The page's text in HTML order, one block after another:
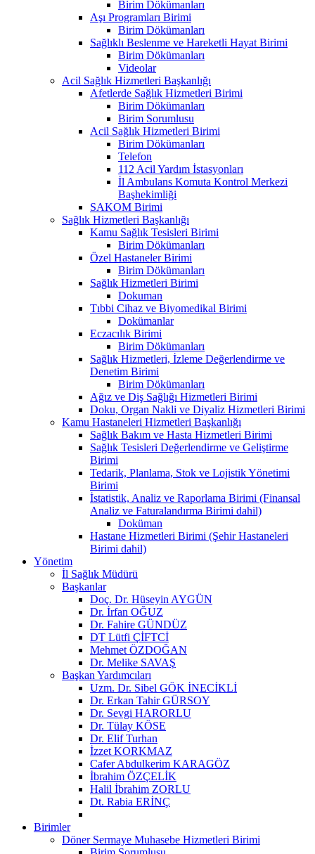
Birim Dökümanları
Aşı Programları Birimi
Birim Dökümanları
Sağlıklı Beslenme ve Hareketli Hayat Birimi
Birim Dökümanları
Videolar
Acil Sağlık Hizmetleri Başkanlığı
Afetlerde Sağlık Hizmetleri Birimi
Birim Dökümanları
Birim Sorumlusu
Acil Sağlık Hizmetleri Birimi
Birim Dökümanları
Telefon
112 Acil Yardım İstasyonları
İl Ambulans Komuta Kontrol Merkezi
Başhekimliği
SAKOM Birimi
Sağlık Hizmetleri Başkanlığı
Kamu Sağlık Tesisleri Birimi
Birim Dökümanları
Özel Hastaneler Birimi
Birim Dökümanları
Sağlık Hizmetleri Birimi
Dokuman
Tıbbi Cihaz ve Biyomedikal Birimi
Dokümanlar
Eczacılık Birimi
Birim Dökümanları
Sağlık Hizmetleri, İzleme Değerlendirme ve
Denetim Birimi
Birim Dökümanları
Ağız ve Diş Sağlığı Hizmetleri Birimi
Doku, Organ Nakli ve Diyaliz Hizmetleri Birimi
Kamu Hastaneleri Hizmetleri Başkanlığı
Sağlık Bakım ve Hasta Hizmetleri Birimi
Sağlık Tesisleri Değerlendirme ve Geliştirme
Birimi
Tedarik, Planlama, Stok ve Lojistik Yönetimi
Birimi
İstatistik, Analiz ve Raporlama Birimi (Finansal
Analiz ve Faturalandırma Birimi dahil)
Doküman
Hastane Hizmetleri Birimi (Şehir Hastaneleri
Birimi dahil)
Yönetim
İl Sağlık Müdürü
Başkanlar
Doç. Dr. Hüseyin AYGÜN
Dr. İrfan OĞUZ
Dr. Fahire GÜNDÜZ
DT Lütfi ÇİFTCİ
Mehmet ÖZDOĞAN
Dr. Melike SAVAŞ
Başkan Yardımcıları
Uzm. Dr. Sibel GÖK İNECİKLİ
Dr. Erkan Tahir GÜRSOY
Dr. Sevgi HARORLU
Dr. Tülay KÖSE
Dr. Elif Turhan
İzzet KORKMAZ
Cafer Abdulkerim KARAGÖZ
İbrahim ÖZÇELİK
Halil İbrahim ZORLU
Dt. Rabia ERİNÇ
Birimler
Döner Sermaye Muhasebe Hizmetleri Birimi